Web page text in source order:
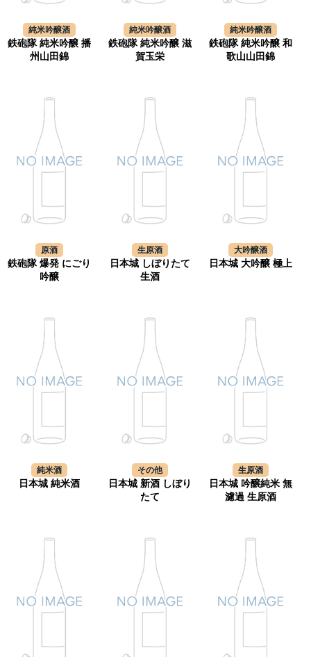
純米吟醸酒
鉄砲隊 純米吟醸 播
州山田錦
純米吟醸酒
鉄砲隊 純米吟醸 滋
賀玉栄
純米吟醸酒
鉄砲隊 純米吟醸 和
歌山山田錦
原酒
鉄砲隊 爆発 にごり
吟醸
生原酒
日本城 しぼりたて
生酒
大吟醸酒
日本城 大吟醸 極上
純米酒
日本城 純米酒
その他
日本城 新酒 しぼり
たて
生原酒
日本城 吟醸純米 無
濾過 生原酒